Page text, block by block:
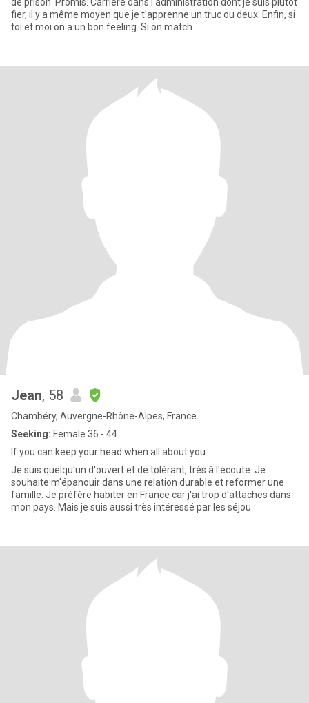
fier, il y a même moyen que je t'apprenne un truc ou deux. Enfin, si
toi et moi on a un bon feeling. Si on match
Jean, 58
Chambéry, Auvergne-Rhône-Alpes, France
Seeking: Female 36 - 44
If you can keep your head when all about you...
Je suis quelqu'un d'ouvert et de tolérant, très à l'écoute. Je
souhaite m'épanouir dans une relation durable et reformer une
famille. Je préfère habiter en France car j'ai trop d'attaches dans
mon pays. Mais je suis aussi très intéressé par les séjou